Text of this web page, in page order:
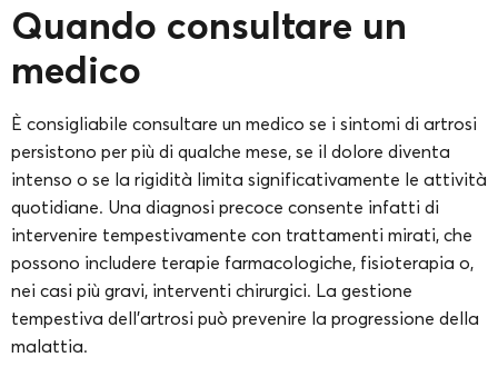
Quando consultare un
medico
È consigliabile consultare un medico se i sintomi di artrosi
persistono per più di qualche mese, se il dolore diventa
intenso o se la rigidità limita significativamente le attività
quotidiane. Una diagnosi precoce consente infatti di
intervenire tempestivamente con trattamenti mirati, che
possono includere terapie farmacologiche, fisioterapia o,
nei casi più gravi, interventi chirurgici. La gestione
tempestiva dell’artrosi può prevenire la progressione della
malattia.